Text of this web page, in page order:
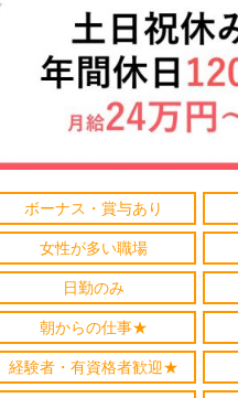
ボーナス・賞与あり
女性が多い職場
日勤のみ
朝からの仕事★
経験者・有資格者歓迎★